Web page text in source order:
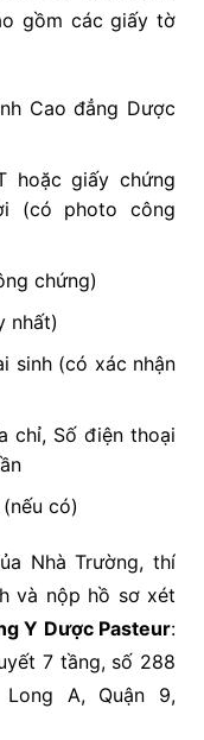
gồm các giấy tờ
Cao đẳng Dược
hoặc giấy chứng
(có photo công
chứng)
nhất)
sinh (có xác nhận
chỉ, Số điện thoại
có)
Nhà Trường, thí
và nộp hồ sơ xét
Y Dược Pasteur:
7 tầng, số 288
A, Quận 9,